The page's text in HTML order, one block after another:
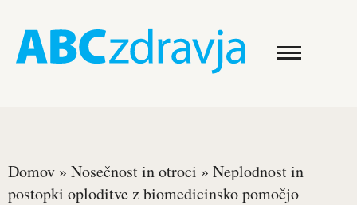
Domov » Nosečnost in otroci » Neplodnost in
postopki oploditve z biomedicinsko pomočjo